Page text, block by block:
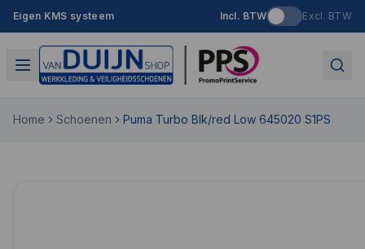
Eigen KMS systeem Incl. BTW Excl. BTW
Home Schoenen Puma Turbo Blk/red Low 645020 S1PS